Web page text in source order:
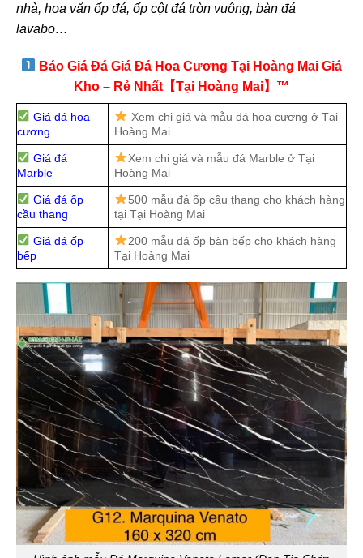
nhà, hoa văn ốp đá, ốp cột đá tròn vuông, bàn đá
lavabo…
Báo Giá Đá Giá Đá Hoa Cương Tại Hoàng Mai Giá
Kho – Rẻ Nhất【Tại Hoàng Mai】™
Giá đá hoa
cương
Xem chi giá và mẫu đá hoa cương ở Tại
Hoàng Mai
Giá đá
Marble
Xem chi giá và mẫu đá Marble ở Tại
Hoàng Mai
Giá đá ốp
cầu thang
500 mẫu đá ốp cầu thang cho khách hàng
tại Tại Hoàng Mai
Giá đá ốp
bếp
200 mẫu đá ốp bàn bếp cho khách hàng
Tại Hoàng Mai